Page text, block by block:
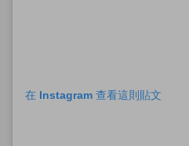
在 Instagram 查看這則貼文